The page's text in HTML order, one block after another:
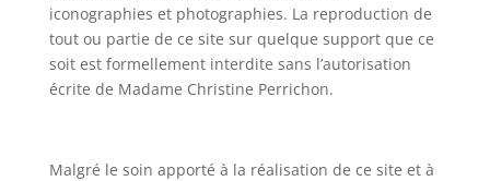
iconographies et photographies. La reproduction de
tout ou partie de ce site sur quelque support que ce
soit est formellement interdite sans l’autorisation
écrite de Madame Christine Perrichon.
Malgré le soin apporté à la réalisation de ce site et à